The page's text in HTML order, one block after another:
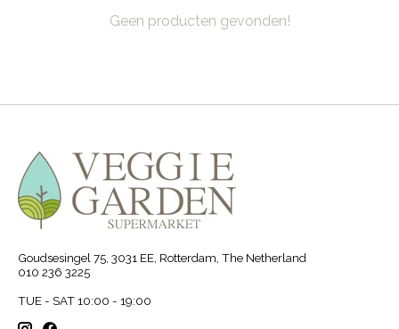
Geen producten gevonden!
Goudsesingel 75, 3031 EE, Rotterdam, The Netherland
010 236 3225
TUE - SAT 10:00 - 19:00